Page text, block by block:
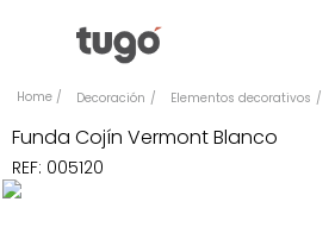
Decoración Elementos decorativos
Funda Cojín Vermont Blanco
REF: 005120
Comedor
Escritorio